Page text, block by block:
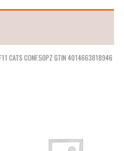
CATS CONF.50PZ GTIN 4014663818946